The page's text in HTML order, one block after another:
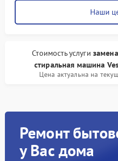
Наши
Стоимость услуги
стиральная машина
Цена актуальна на
Ремонт
у Вас дома